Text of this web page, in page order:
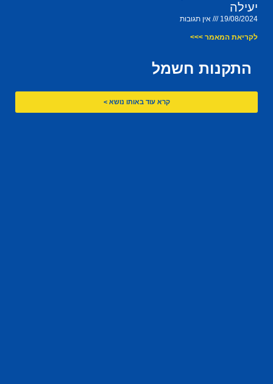
יעילה
19/08/2024 אין תגובות
לקריאת המאמר >>>
התקנות חשמל
קרא עוד באותו נושא >